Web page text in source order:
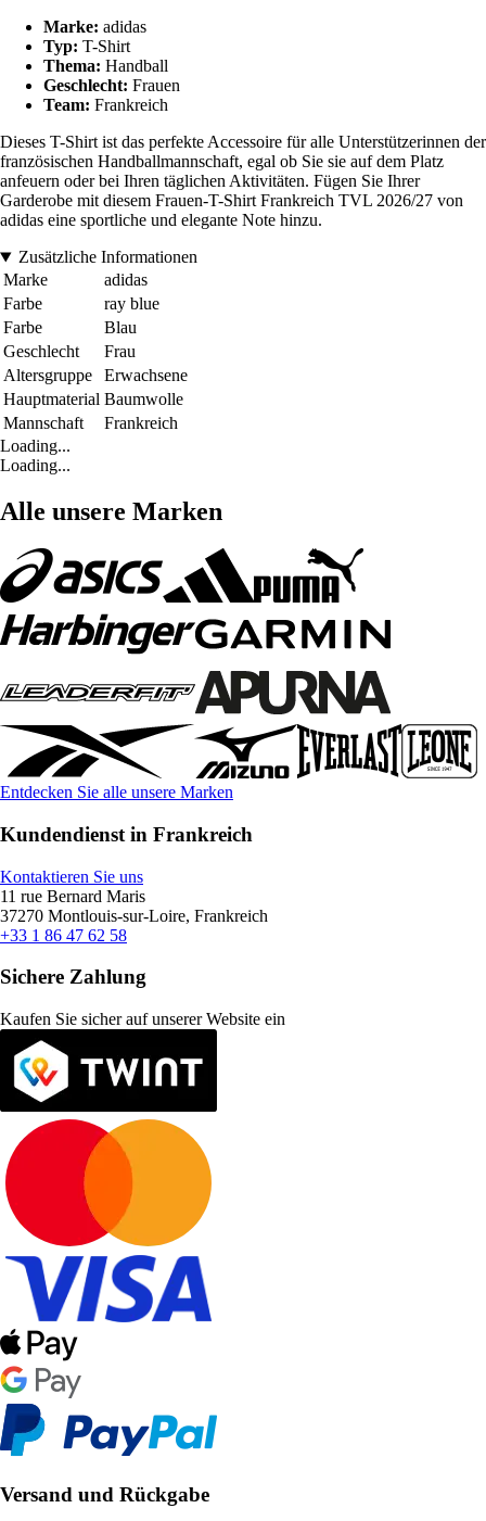
Marke: adidas
Typ: T-Shirt
Thema: Handball
Geschlecht: Frauen
Team: Frankreich
Dieses T-Shirt ist das perfekte Accessoire für alle Unterstützerinnen der
französischen Handballmannschaft, egal ob Sie sie auf dem Platz
anfeuern oder bei Ihren täglichen Aktivitäten. Fügen Sie Ihrer
Garderobe mit diesem Frauen-T-Shirt Frankreich TVL 2026/27 von
adidas eine sportliche und elegante Note hinzu.
Zusätzliche Informationen
Marke
adidas
Farbe
ray blue
Farbe
Blau
Geschlecht
Frau
Altersgruppe
Erwachsene
Hauptmaterial Baumwolle
Mannschaft
Frankreich
Loading...
Loading...
Alle unsere Marken
Entdecken Sie alle unsere Marken
Kundendienst in Frankreich
Kontaktieren Sie uns
11 rue Bernard Maris
37270 Montlouis-sur-Loire, Frankreich
+33 1 86 47 62 58
Sichere Zahlung
Kaufen Sie sicher auf unserer Website ein
Versand und Rückgabe